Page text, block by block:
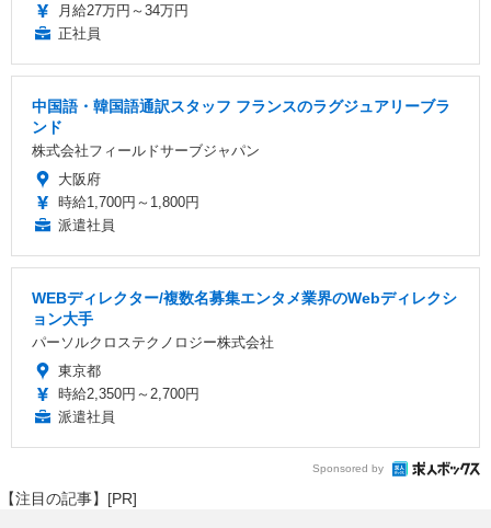
月給27万円～34万円
正社員
中国語・韓国語通訳スタッフ フランスのラグジュアリーブラ
ンド
株式会社フィールドサーブジャパン
大阪府
時給1,700円～1,800円
派遣社員
WEBディレクター/複数名募集エンタメ業界のWebディレクシ
ョン大手
パーソルクロステクノロジー株式会社
東京都
時給2,350円～2,700円
派遣社員
Sponsored by
【注目の記事】[PR]